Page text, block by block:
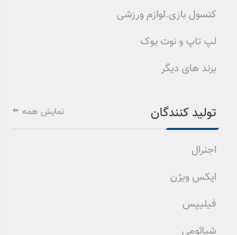
کنسول بازی.لوازم ورزشی
لپ تاپ و نوت بوک
برند های دیگر
تولید کنندگان
اجنرال
ایکس ویژن
فیلیپس
شیائومی
نمایش همه